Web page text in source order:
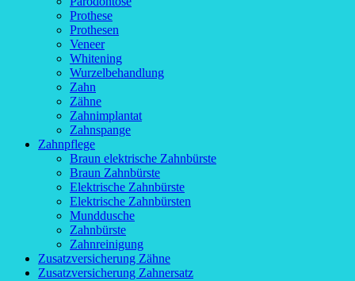
Prothese
Prothesen
Veneer
Whitening
Wurzelbehandlung
Zahn
Zähne
Zahnimplantat
Zahnspange
Zahnpflege
Braun elektrische Zahnbürste
Braun Zahnbürste
Elektrische Zahnbürste
Elektrische Zahnbürsten
Munddusche
Zahnbürste
Zahnreinigung
Zusatzversicherung Zähne
Zusatzversicherung Zahnersatz